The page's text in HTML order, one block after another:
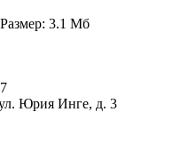
Размер: 3.1 Мб
Юрия Инге, д. 3